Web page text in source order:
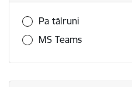
Pa tālruni
MS Teams